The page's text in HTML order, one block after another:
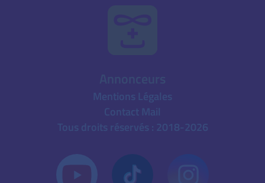
Mentions Légales
Contact Mail
Tous droits réservés : 2018-2026